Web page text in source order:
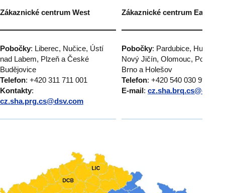
Zákaznické centrum West Zákaznické centrum East
Pobočky: Liberec, Nučice, Ústí
nad Labem, Plzeň a České
Budějovice
Telefon: +420 311 711 001
Kontakty:
cz.sha.prg.cs@dsv.com
Pobočky: Pardubice,
Nový Jičín, Olomouc, Popůvky,
Brno a Holešov
Telefon: +420 540 030 999
E-mail: